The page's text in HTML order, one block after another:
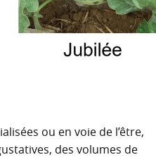
ou en voie de l’être,
des volumes de